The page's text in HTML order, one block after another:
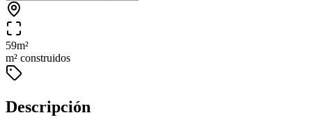
59m²
m² construidos
Descripción